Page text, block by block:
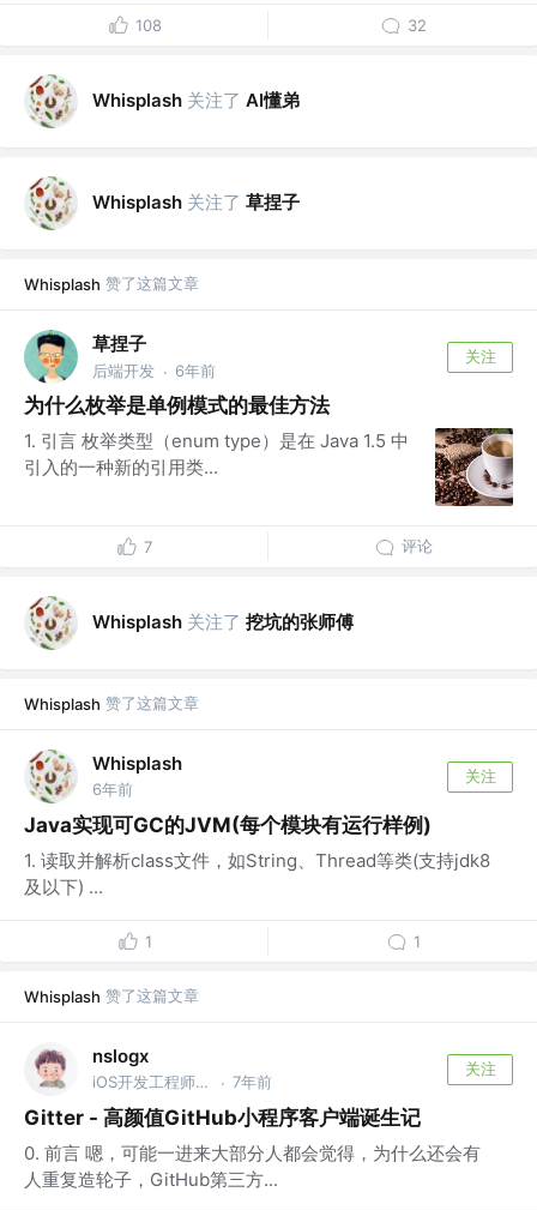
108 32
Whisplash 关注了 AI懂弟
Whisplash 关注了 草捏子
Whisplash 赞了这篇文章
草捏子
后端开发 · 6年前
关注
为什么枚举是单例模式的最佳方法
1. 引言 枚举类型（enum type）是在 Java 1.5 中
引入的一种新的引用类...
7 评论
Whisplash 关注了 挖坑的张师傅
Whisplash 赞了这篇文章
Whisplash
6年前
关注
Java实现可GC的JVM(每个模块有运行样例)
1. 读取并解析class文件，如String、Thread等类(支持jdk8
及以下) ...
1 1
Whisplash 赞了这篇文章
nslogx
iOS开发工程师/菜鸟前端工程师 @自由开发者 · 7年前
关注
Gitter - 高颜值GitHub小程序客户端诞生记
0. 前言 嗯，可能一进来大部分人都会觉得，为什么还会有
人重复造轮子，GitHub第三方...